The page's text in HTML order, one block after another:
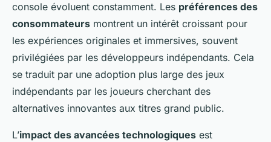
console évoluent constamment. Les préférences des
consommateurs montrent un intérêt croissant pour
les expériences originales et immersives, souvent
privilégiées par les développeurs indépendants. Cela
se traduit par une adoption plus large des jeux
indépendants par les joueurs cherchant des
alternatives innovantes aux titres grand public.
L’impact des avancées technologiques est